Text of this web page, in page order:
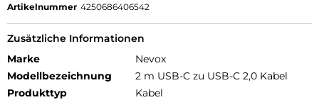
Artikelnummer 4250686406542
Zusätzliche Informationen
Marke
Nevox
Modellbezeichnung
2 m USB-C zu USB-C 2,0 Kabel
Produkttyp
Kabel